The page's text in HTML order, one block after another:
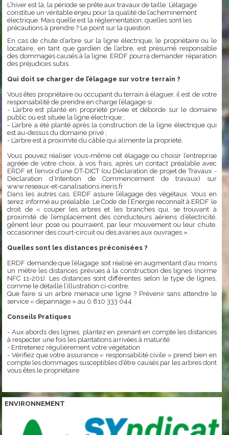
L’hiver est là, la période se prête aux travaux de taille. L’élagage
constitue un véritable enjeu pour la qualité de l’acheminement
électrique. Mais quelle est la réglementation, quelles sont les
précautions à prendre ? Le point sur la question.
En cas de chute d’arbre sur la ligne électrique, le propriétaire ou le
locataire, en tant que gardien de l’arbre, est présumé responsable
des dommages causés à la ligne. ERDF pourra demander réparation
des préjudices subis.
Qui doit se charger de l’élagage sur votre terrain ?
Vous êtes propriétaire ou occupant du terrain à élaguer, il est de votre
responsabilité de prendre en charge l’élagage si :
- L’arbre est planté en propriété privée et déborde sur le domaine
public où est située la ligne électrique ;
- L’arbre a été planté après la construction de la ligne électrique qui
est au-dessus du domaine privé ;
- L’arbre est à proximité du câble qui alimente la propriété.
Vous pouvez réaliser vous-même cet élagage ou choisir l’entreprise
agréée de votre choix, à vos frais, après un contact préalable avec
ERDF et l’envoi d’une DT-DICT (ou Déclaration de projet de Travaux -
Déclaration d’Intention de Commencement de travaux) sur
www.reseaux-et-canalisations.ineris.fr
Dans les autres cas, ERDF assure l’élagage des végétaux. Vous en
serez informé au préalable. Le Code de l’Énergie reconnaît à ERDF le
droit de « couper les arbres et les branches qui, se trouvant à
proximité de l’emplacement des conducteurs aériens d’électricité,
gênent leur pose ou pourraient, par leur mouvement ou leur chute,
occasionner des court-circuit ou des avaries aux ouvrages ».
Quelles sont les distances préconisées ?
ERDF demande que l’élagage soit réalisé en augmentant d’au moins
un mètre les distances prévues à la construction des lignes (norme
NFC 11-201). Les distances sont différentes selon le type de lignes,
comme le détaille l’illustration ci-contre.
Que faire si un arbre menace une ligne ? Prévenir sans attendre le
service « dépannage » au 0 810 333 044
Conseils Pratiques
- Aux abords des lignes, plantez en prenant en compte les distances
à respecter une fois les plantations arrivées à maturité
- Entretenez régulièrement votre végétation
- Vérifiez que votre assurance « responsabilité civile » prend bien en
compte les dommages susceptibles d’être causés par les arbres dont
vous êtes le propriétaire
ENVIRONNEMENT